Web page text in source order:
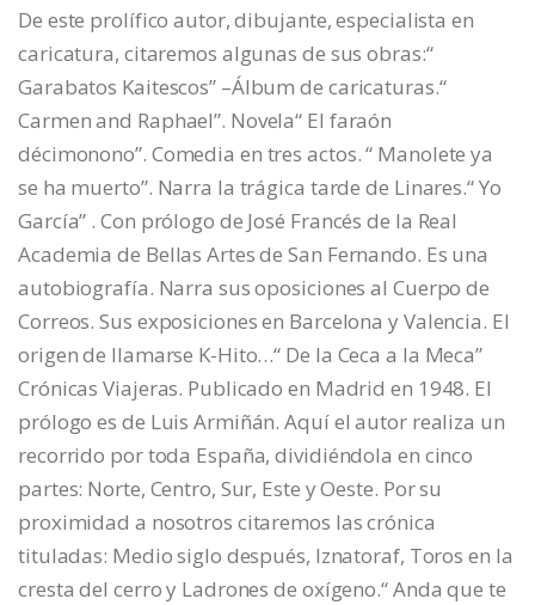
De este prolífico autor, dibujante, especialista en
caricatura, citaremos algunas de sus obras:“
Garabatos Kaitescos” –Álbum de caricaturas.“
Carmen and Raphael”. Novela“ El faraón
décimonono”. Comedia en tres actos. “ Manolete ya
se ha muerto”. Narra la trágica tarde de Linares.“ Yo
García” . Con prólogo de José Francés de la Real
Academia de Bellas Artes de San Fernando. Es una
autobiografía. Narra sus oposiciones al Cuerpo de
Correos. Sus exposiciones en Barcelona y Valencia. El
origen de llamarse K-Hito…“ De la Ceca a la Meca”
Crónicas Viajeras. Publicado en Madrid en 1948. El
prólogo es de Luis Armiñán. Aquí el autor realiza un
recorrido por toda España, dividiéndola en cinco
partes: Norte, Centro, Sur, Este y Oeste. Por su
proximidad a nosotros citaremos las crónica
tituladas: Medio siglo después, Iznatoraf, Toros en la
cresta del cerro y Ladrones de oxígeno.“ Anda que te